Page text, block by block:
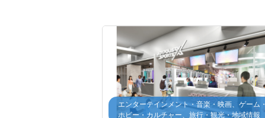
エンターテインメント・音楽・映画、ゲーム・
ホビー・カルチャー、旅行・観光・地域情報